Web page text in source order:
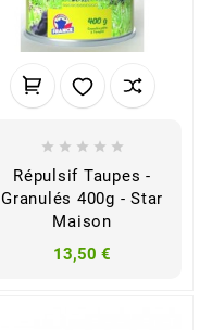
    
Répulsif Taupes -
Granulés 400g - Star
Maison
13,50 €